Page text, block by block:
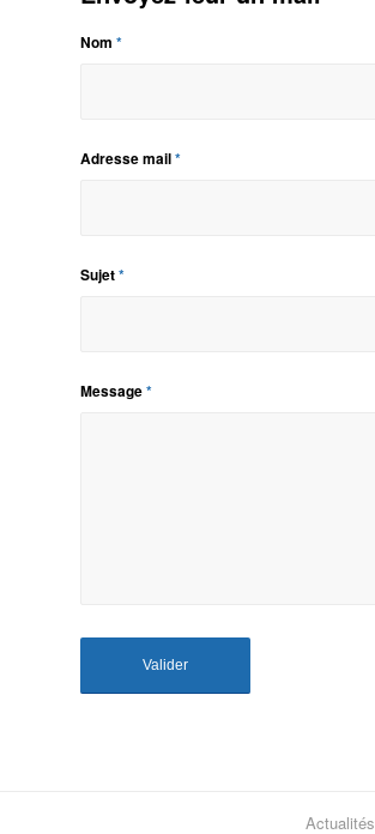
Nom *
Adresse mail*
Sujet*
Message*
Actualités